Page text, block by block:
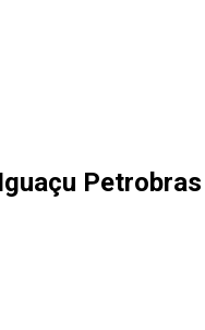
Petrobras